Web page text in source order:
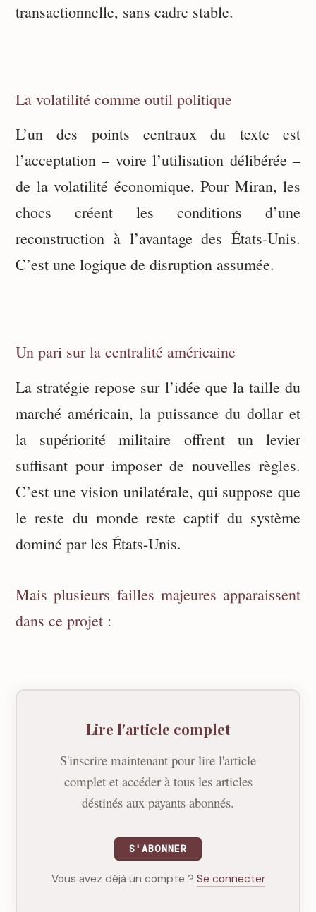
transactionnelle, sans cadre stable.
La volatilité comme outil politique
L’un des points centraux du texte est
l’acceptation – voire l’utilisation délibérée –
de la volatilité économique. Pour Miran, les
chocs créent les conditions d’une
reconstruction à l’avantage des États-Unis.
C’est une logique de disruption assumée.
Un pari sur la centralité américaine
La stratégie repose sur l’idée que la taille du
marché américain, la puissance du dollar et
la supériorité militaire offrent un levier
suffisant pour imposer de nouvelles règles.
C’est une vision unilatérale, qui suppose que
le reste du monde reste captif du système
dominé par les États-Unis.
Mais plusieurs failles majeures apparaissent
dans ce projet :
Lire l'article complet
S'inscrire maintenant pour lire l'article
complet et accéder à tous les articles
déstinés aux payants abonnés.
S'ABONNER
Vous avez déjà un compte ? Se connecter